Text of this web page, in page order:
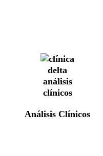
Análisis Clínicos